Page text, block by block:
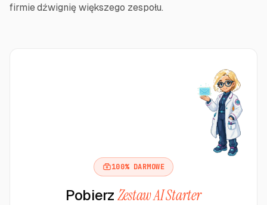
firmie dźwignię większego zespołu.
100% DARMOWE
PobierzZestaw AI Starter